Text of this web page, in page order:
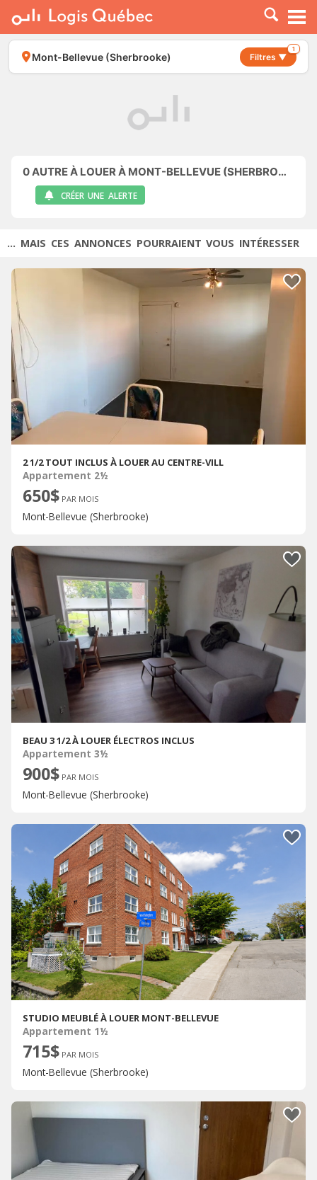
À LOUER
À VENDRE
PLACER UNE ANNONCE
Mont-Bellevue (Sherbrooke) Filtres ▼
1
0AUTRE À LOUER À MONT-BELLEVUE (SHERBROOKE)
CRÉER UNE ALERTE
... MAIS CES ANNONCES POURRAIENT VOUS INTÉRESSER
2 1/2 TOUT INCLUS À LOUER AU CENTRE-VILL
Appartement 2½
650$ PAR MOIS
Mont-Bellevue (Sherbrooke)
BEAU 3 1/2 À LOUER ÉLECTROS INCLUS
Appartement 3½
900$ PAR MOIS
Mont-Bellevue (Sherbrooke)
STUDIO MEUBLÉ À LOUER MONT-BELLEVUE
Appartement 1½
715$ PAR MOIS
Mont-Bellevue (Sherbrooke)